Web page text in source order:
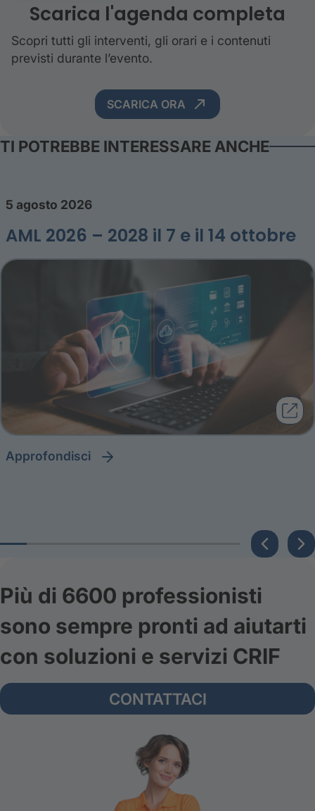
Scarica l'agenda completa
Scopri tutti gli interventi, gli orari e i contenuti
previsti durante l’evento.
SCARICA ORA
TI POTREBBE INTERESSARE ANCHE
5 agosto 2026
AML 2026 – 2028 il 7 e il 14 ottobre
approfondisci
Più di 6600 professionisti
sono sempre pronti ad aiutarti
con soluzioni e servizi CRIF
CONTATTACI